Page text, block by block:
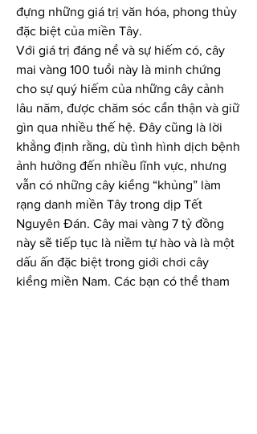
đựng những giá trị văn hóa, phong thủy
đặc biệt của miền Tây.
Với giá trị đáng nể và sự hiếm có, cây
mai vàng 100 tuổi này là minh chứng
cho sự quý hiếm của những cây cảnh
lâu năm, được chăm sóc cẩn thận và giữ
gìn qua nhiều thế hệ. Đây cũng là lời
khẳng định rằng, dù tình hình dịch bệnh
ảnh hưởng đến nhiều lĩnh vực, nhưng
vẫn có những cây kiểng “khủng” làm
rạng danh miền Tây trong dịp Tết
Nguyên Đán. Cây mai vàng 7 tỷ đồng
này sẽ tiếp tục là niềm tự hào và là một
dấu ấn đặc biệt trong giới chơi cây
kiểng miền Nam. Các bạn có thể tham